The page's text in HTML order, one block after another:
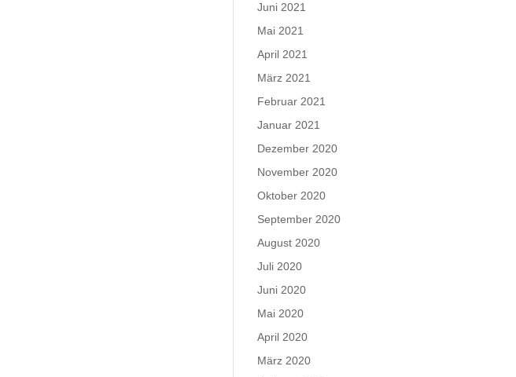
Juni 2021
Mai 2021
April 2021
März 2021
Februar 2021
Januar 2021
Dezember 2020
November 2020
Oktober 2020
September 2020
August 2020
Juli 2020
Juni 2020
Mai 2020
April 2020
März 2020